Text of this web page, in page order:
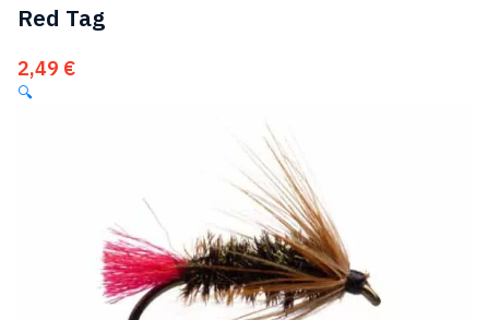
Red Tag
2,49 €
🔍